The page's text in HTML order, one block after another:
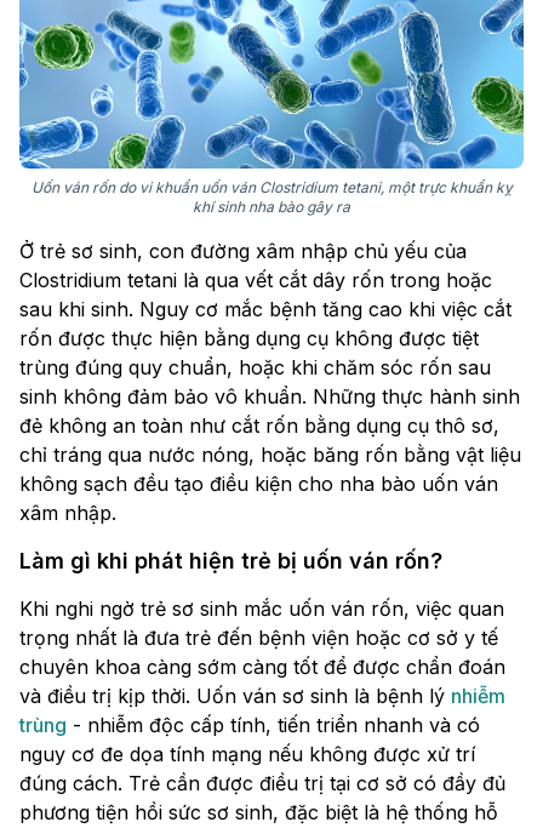
Uốn ván rốn do vi khuẩn uốn ván Clostridium tetani, một trực khuẩn kỵ
khí sinh nha bào gây ra
Ở trẻ sơ sinh, con đường xâm nhập chủ yếu của
Clostridium tetani là qua vết cắt dây rốn trong hoặc
sau khi sinh. Nguy cơ mắc bệnh tăng cao khi việc cắt
rốn được thực hiện bằng dụng cụ không được tiệt
trùng đúng quy chuẩn, hoặc khi chăm sóc rốn sau
sinh không đảm bảo vô khuẩn. Những thực hành sinh
đẻ không an toàn như cắt rốn bằng dụng cụ thô sơ,
chỉ tráng qua nước nóng, hoặc băng rốn bằng vật liệu
không sạch đều tạo điều kiện cho nha bào uốn ván
xâm nhập.
Làm gì khi phát hiện trẻ bị uốn ván rốn?
Khi nghi ngờ trẻ sơ sinh mắc uốn ván rốn, việc quan
trọng nhất là đưa trẻ đến bệnh viện hoặc cơ sở y tế
chuyên khoa càng sớm càng tốt để được chẩn đoán
và điều trị kịp thời. Uốn ván sơ sinh là bệnh lý nhiễm
trùng - nhiễm độc cấp tính, tiến triển nhanh và có
nguy cơ đe dọa tính mạng nếu không được xử trí
đúng cách. Trẻ cần được điều trị tại cơ sở có đầy đủ
phương tiện hồi sức sơ sinh, đặc biệt là hệ thống hỗ